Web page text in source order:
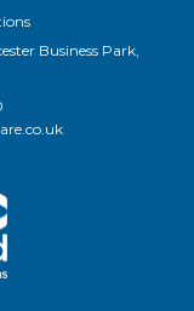
Business Park,